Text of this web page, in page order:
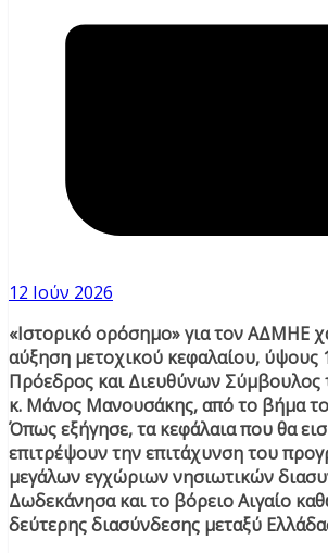
12 Ιούν 2026
«Ιστορικό ορόσημο» για τον ΑΔΜΗΕ
αύξηση μετοχικού κεφαλαίου, ύψους
Πρόεδρος και Διευθύνων Σύμβουλος
κ. Μάνος Μανουσάκης, από το βήμα
Όπως εξήγησε, τα κεφάλαια που θα
επιτρέψουν την επιτάχυνση του
μεγάλων εγχώριων νησιωτικών
Δωδεκάνησα και το βόρειο Αιγαίο
δεύτερης διασύνδεσης μεταξύ